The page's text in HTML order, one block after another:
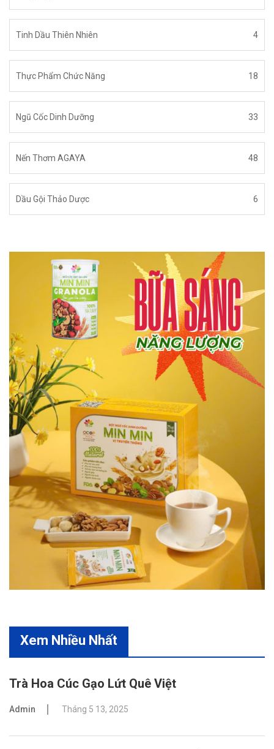
Tinh Dầu Thiên Nhiên 4
Thực Phẩm Chức Năng 18
Ngũ Cốc Dinh Dưỡng 33
Nến Thơm AGAYA 48
Dầu Gội Thảo Dược 6
Xem Nhiều Nhất
Trà Hoa Cúc Gạo Lứt Quê Việt
Admin Tháng 5 13, 2025